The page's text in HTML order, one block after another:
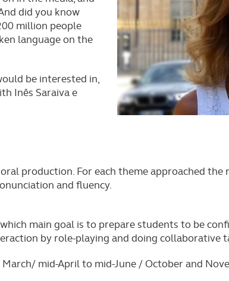
did you know
million people
language on the
be interested in,
Inês Saraiva e
production. For each theme approached
and fluency.
main goal is to prepare students to be
by role-playing and doing collaborative
March/ mid-April to mid-June / October and